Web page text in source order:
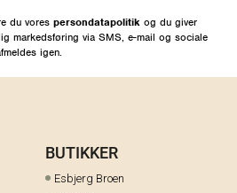
du vores persondatapolitik og du giver
markedsføring via SMS, e-mail og sociale
igen.
BUTIKKER
Esbjerg Broen